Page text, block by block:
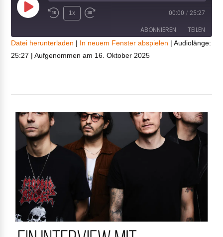
Play
1x 00:00 / 25:27
ABONNIEREN TEILEN
TEILEN
Datei herunterladen | In neuem Fenster abspielen |Audiolänge:
25:27 |Aufgenommen am 16. Oktober 2025